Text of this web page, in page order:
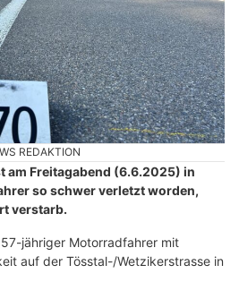
REDAKTION
am Freitagabend (6.6.2025) in
so schwer verletzt worden,
verstarb.
jähriger Motorradfahrer mit
auf der Tösstal-/Wetzikerstrasse in